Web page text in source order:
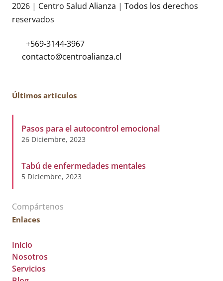
2026 | Centro Salud Alianza | Todos los derechos
reservados
+569-3144-3967
Últimos artículos
Pasos para el autocontrol emocional
26 Diciembre, 2023
Tabú de enfermedades mentales
5 Diciembre, 2023
Compártenos
Enlaces
Inicio
Nosotros
Servicios